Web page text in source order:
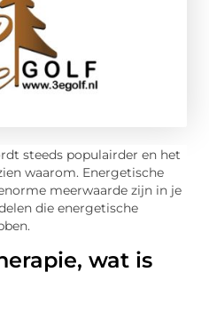
steeds populairder en het
waarom. Energetische
meerwaarde zijn in je
die energetische
wat is